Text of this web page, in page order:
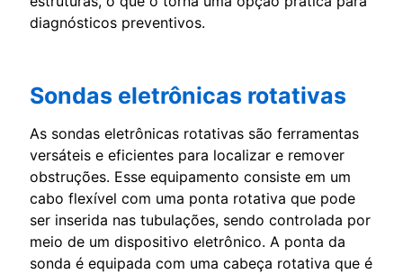
diagnósticos preventivos.
Sondas eletrônicas rotativas
As sondas eletrônicas rotativas são ferramentas
versáteis e eficientes para localizar e remover
obstruções. Esse equipamento consiste em um
cabo flexível com uma ponta rotativa que pode
ser inserida nas tubulações, sendo controlada por
meio de um dispositivo eletrônico. A ponta da
sonda é equipada com uma cabeça rotativa que é